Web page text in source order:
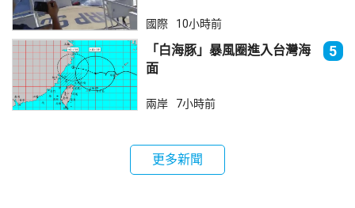
國際 10小時前
「白海豚」暴風圈進入台灣海
面
5
兩岸 7小時前
更多新聞